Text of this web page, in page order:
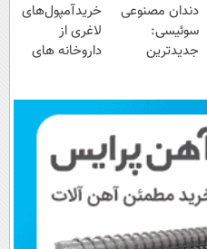
دندان مصنوعی
سوئیسی:
جدیدترین
پرداخت قسطی
خریدآمپول‌های
لاغری از
داروخانه های
پک یخ!